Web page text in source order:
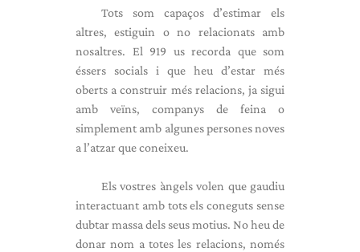
Tots som capaços d’estimar els
altres, estiguin o no relacionats amb
nosaltres. El 919 us recorda que som
éssers socials i que heu d’estar més
oberts a construir més relacions, ja sigui
amb veïns, companys de feina o
simplement amb algunes persones noves
a l’atzar que coneixeu.
Els vostres àngels volen que gaudiu
interactuant amb tots els coneguts sense
dubtar massa dels seus motius. No heu de
donar nom a totes les relacions, només